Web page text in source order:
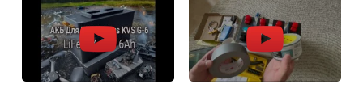
Міні ДБЖ для роутера
на 18650
Збірка АКБ для реб
Kvertus ad g 6 – 7Ah
LiFePo4 Liitokala 7000